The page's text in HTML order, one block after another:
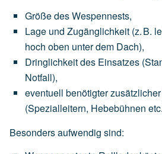
Größe des Wespennests,
Lage und Zugänglichkeit (z.B.
hoch oben unterdem Dach),
Dringlichkeit des Einsatzes
Notfall),
eventuell benötigter
(Spezialleitern, Hebebühnen
Besonders aufwendig sind: